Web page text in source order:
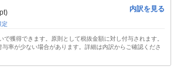
定
内訳を見る
で獲得できます。原則として税抜金額に対し付与されます。
率が少ない場合があります。詳細は内訳からご確認くださ